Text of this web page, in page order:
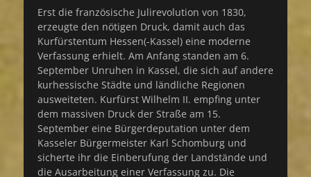
Erst die französische Julirevolution von 1830,
erzeugte den nötigen Druck, damit auch das
Kurfürstentum Hessen(-Kassel) eine moderne
Verfassung erhielt. Am Anfang standen am 6.
September Unruhen in Kassel, die sich auf andere
kurhessische Städte und ländliche Regionen
ausweiteten. Kurfürst Wilhelm II. empfing unter
dem massiven Druck der Straße am 15.
September eine Bürgerdeputation unter dem
Kasseler Bürgermeister Karl Schomburg und
sicherte ihr die Einberufung der Landstände und
die Ausarbeitung einer Verfassung zu. Die